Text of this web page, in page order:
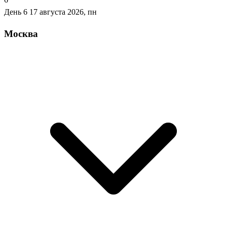
День 6 17 августа 2026, пн
Москва